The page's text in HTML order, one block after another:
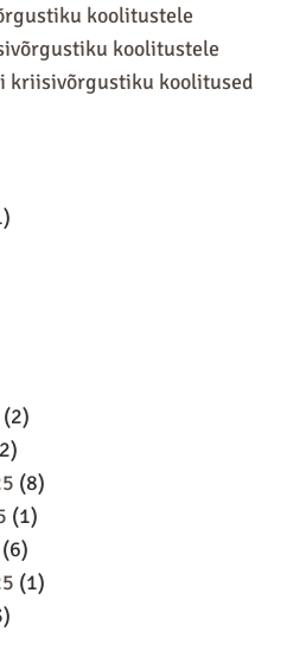
koolitustele
koolitustele
kriisivõrgustiku koolitused
(2)
(8)
(1)
(6)
(1)